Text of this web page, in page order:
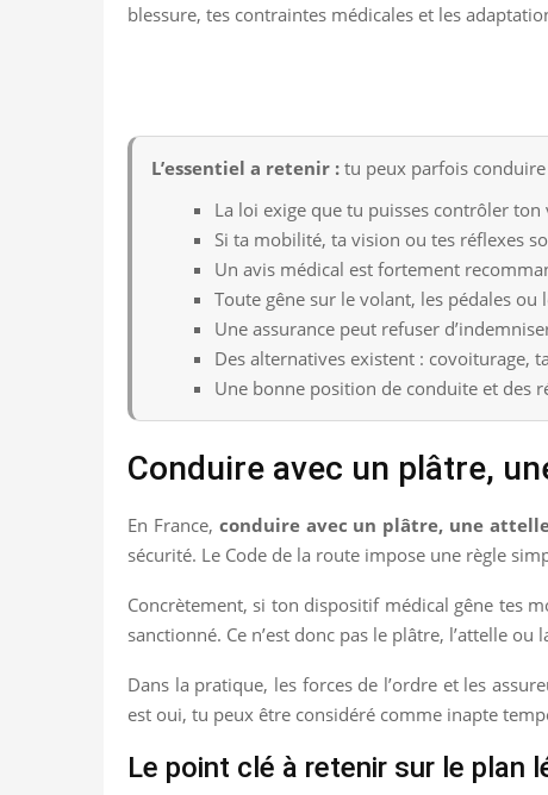
blessure, tes contraintes médicales et les
L’essentiel a retenir : tu peux parfois
La loi exige que tu puisses contrôler
Si ta mobilité, ta vision ou tes réflexes
Un avis médical est fortement
Toute gêne sur le volant, les pédales
Une assurance peut refuser
Des alternatives existent : covoiturage,
Une bonne position de conduite et des
Conduire avec un plâtre,
En France, conduire avec un plâtre, une
sécurité. Le Code de la route impose une règle
Concrètement, si ton dispositif médical gêne tes
sanctionné. Ce n’est donc pas le plâtre, l’attelle
Dans la pratique, les forces de l’ordre et les
est oui, tu peux être considéré comme inapte
Le point clé à retenir sur le plan